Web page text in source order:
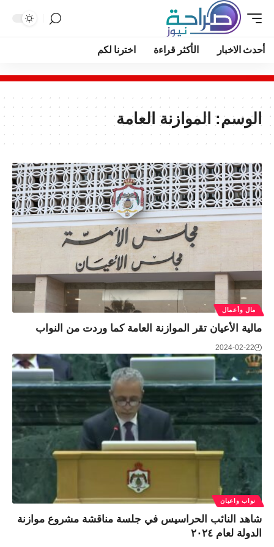
أحدث الاخبار الأكثر قراءة اخترنا لكم
الوسم: الموازنة العامة
مال وأعمال
مالية الأعيان تقر الموازنة العامة كما وردت من النواب
2024-02-22
نواب واعيان
شاهد النائب الحراسيس في جلسة مناقشة مشروع موازنة
الدولة لعام ٢٠٢٤